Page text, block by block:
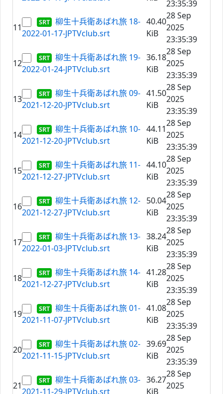
23:35:39
11
柳生十兵衛あばれ旅 18-
2022-01-17-JPTVclub.srt
40.40
KiB
28 Sep
2025
23:35:39
12
柳生十兵衛あばれ旅 19-
2022-01-24-JPTVclub.srt
36.18
KiB
28 Sep
2025
23:35:39
13
柳生十兵衛あばれ旅 09-
2021-12-20-JPTVclub.srt
41.50
KiB
28 Sep
2025
23:35:39
14
柳生十兵衛あばれ旅 10-
2021-12-20-JPTVclub.srt
44.11
KiB
28 Sep
2025
23:35:39
15
柳生十兵衛あばれ旅 11-
2021-12-27-JPTVclub.srt
44.10
KiB
28 Sep
2025
23:35:39
16
柳生十兵衛あばれ旅 12-
2021-12-27-JPTVclub.srt
50.04
KiB
28 Sep
2025
23:35:39
17
柳生十兵衛あばれ旅 13-
2022-01-03-JPTVclub.srt
38.24
KiB
28 Sep
2025
23:35:39
18
柳生十兵衛あばれ旅 14-
2021-12-27-JPTVclub.srt
41.28
KiB
28 Sep
2025
23:35:39
19
柳生十兵衛あばれ旅 01-
2021-11-07-JPTVclub.srt
41.08
KiB
28 Sep
2025
23:35:39
20
柳生十兵衛あばれ旅 02-
2021-11-15-JPTVclub.srt
39.69
KiB
28 Sep
2025
23:35:39
21
柳生十兵衛あばれ旅 03-
2021-11-29-JPTVclub.srt
36.27
KiB
28 Sep
2025